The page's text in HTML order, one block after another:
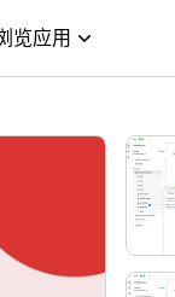
览应用